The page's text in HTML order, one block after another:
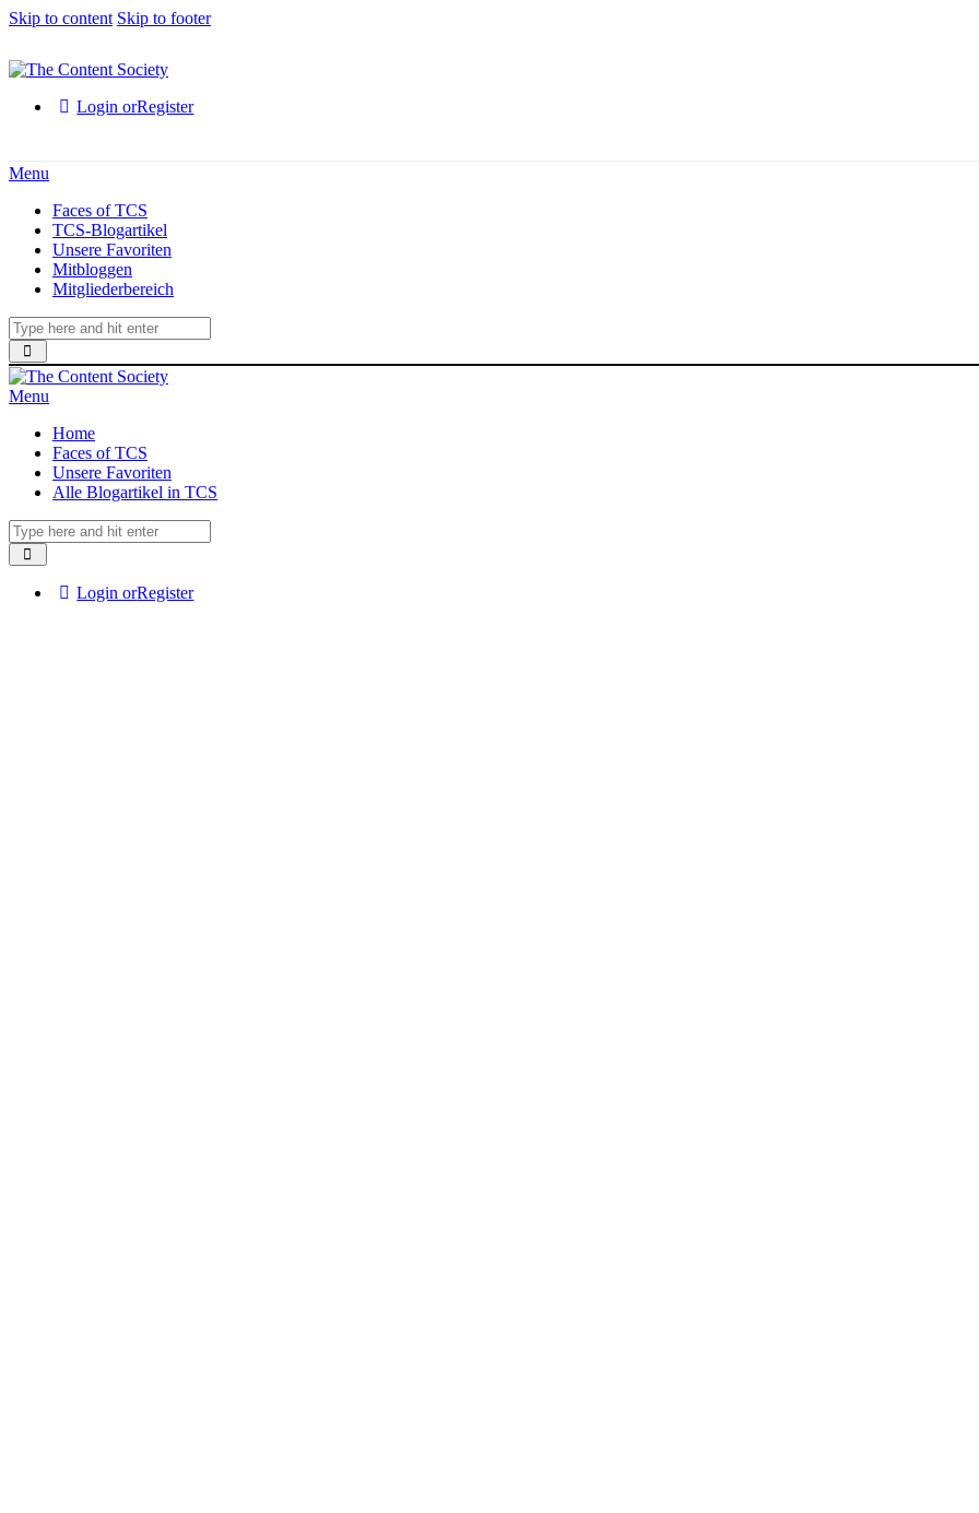
Skip to content Skip to footer
Login orRegister
Menu
Faces of TCS
TCS-Blogartikel
Unsere Favoriten
Mitbloggen
Mitgliederbereich
Menu
Home
Faces of TCS
Unsere Favoriten
Alle Blogartikel in TCS
Login orRegister